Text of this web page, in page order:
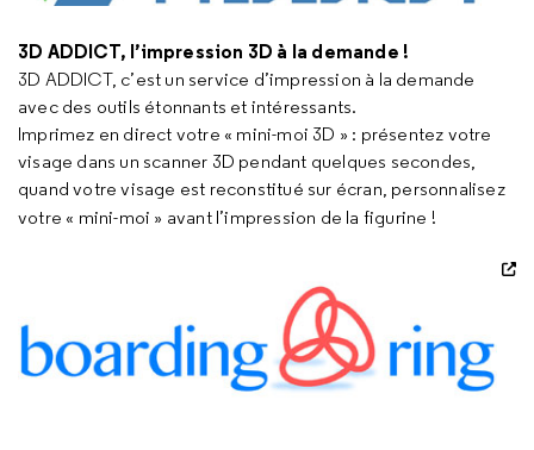
3D ADDICT, l’impression 3D à la demande !
3D ADDICT, c’est un service d’impression à la demande
avec des outils étonnants et intéressants.
Imprimez en direct votre « mini-moi 3D » : présentez votre
visage dans un scanner 3D pendant quelques secondes,
quand votre visage est reconstitué sur écran, personnalisez
votre « mini-moi » avant l’impression de la figurine !